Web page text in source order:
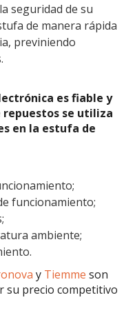
seguridad de su
de manera rápida
previniendo
es fiable y
se utiliza
en la estufa de
funcionamiento;
ambiente;
y Tiemme son
su precio competitivo